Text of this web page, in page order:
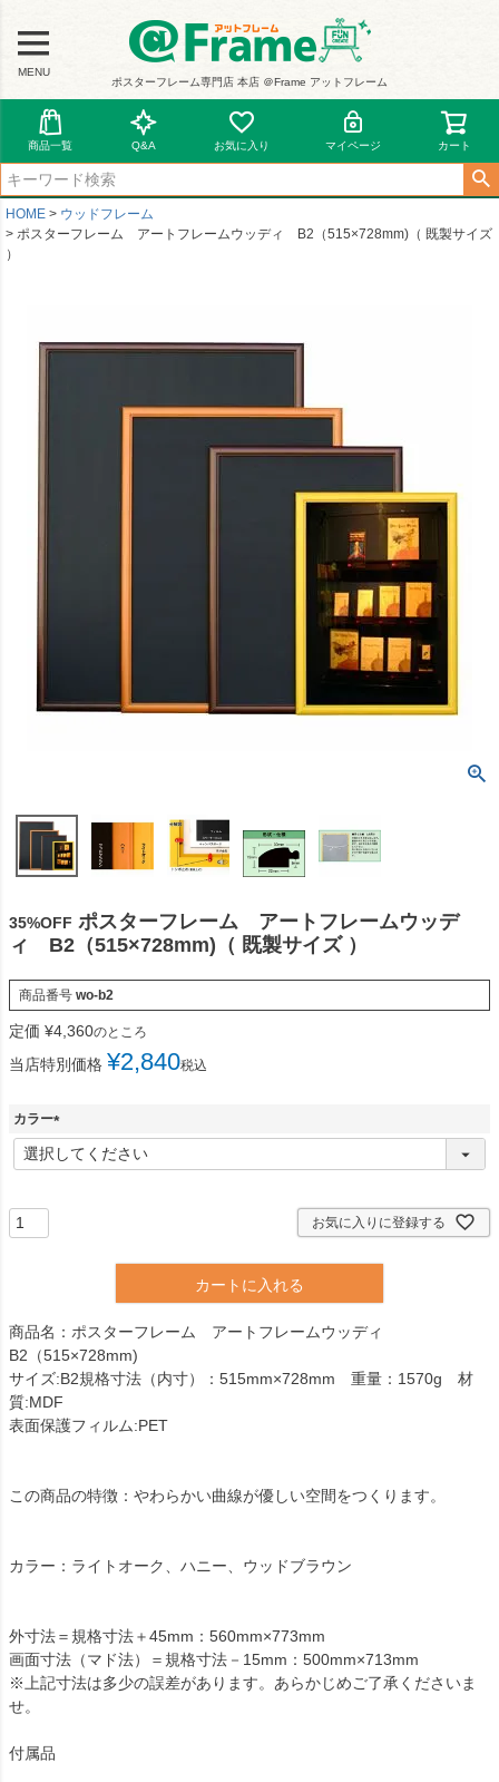
MENU
ポスターフレーム専門店 本店 ＠Frame アットフレーム
商品一覧 Q&A お気に入り マイページ カート
HOME
ウッドフレーム
ポスターフレーム アートフレームウッディ B2（515×728mm)（ 既製サイズ
）
35%OFF ポスターフレーム アートフレームウッデ
ィ B2（515×728mm)（ 既製サイズ ）
商品番号 wo-b2
定価 ¥4,360のところ
当店特別価格 ¥2,840税込
カラー
(
必
お気に入りに登録する
カートに入れる
商品名：ポスターフレーム アートフレームウッディ
B2（515×728mm)
サイズ:B2規格寸法（内寸）：515mm×728mm 重量：1570g 材
質:MDF
表面保護フィルム:PET
この商品の特徴：やわらかい曲線が優しい空間をつくります。
カラー：ライトオーク、ハニー、ウッドブラウン
外寸法＝規格寸法＋45mm：560mm×773mm
画面寸法（マド法）＝規格寸法－15mm：500mm×713mm
※上記寸法は多少の誤差があります。あらかじめご了承くださいま
せ。
付属品